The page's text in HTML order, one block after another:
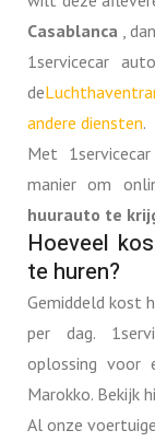
Casablanca ,
1servicecar
de
andere diensten.
Met
manier om
huurauto te
Hoeveel
te huren?
Gemiddeld kost
per dag.
oplossing voor
Marokko. Bekijk
Al onze